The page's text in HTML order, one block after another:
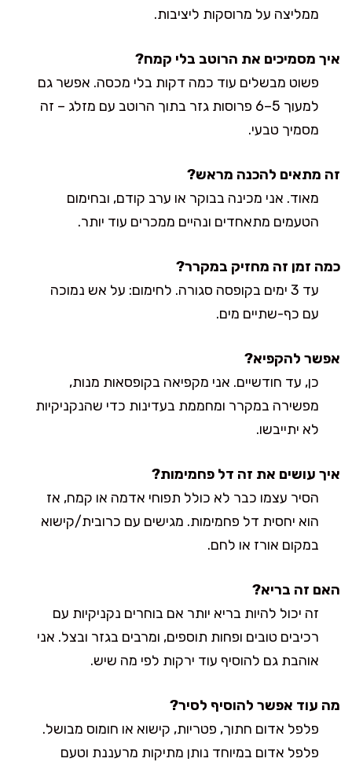
ממליצה על מרוסקות ליציבות.
איך מסמיכים את הרוטב בלי קמח?
פשוט מבשלים עוד כמה דקות בלי מכסה. אפשר גם
למעוך 5–6 פרוסות גזר בתוך הרוטב עם מזלג – זה
מסמיך טבעי.
זה מתאים להכנה מראש?
מאוד. אני מכינה בבוקר או ערב קודם, ובחימום
הטעמים מתאחדים ונהיים ממכרים עוד יותר.
כמה זמן זה מחזיק במקרר?
עד 3 ימים בקופסה סגורה. לחימום: על אש נמוכה
עם כף-שתיים מים.
אפשר להקפיא?
כן, עד חודשיים. אני מקפיאה בקופסאות מנות,
מפשירה במקרר ומחממת בעדינות כדי שהנקניקיות
לא יתייבשו.
איך עושים את זה דל פחמימות?
הסיר עצמו כבר לא כולל תפוחי אדמה או קמח, אז
הוא יחסית דל פחמימות. מגישים עם כרובית/קישוא
במקום אורז או לחם.
האם זה בריא?
זה יכול להיות בריא יותר אם בוחרים נקניקיות עם
רכיבים טובים ופחות תוספים, ומרבים בגזר ובצל. אני
אוהבת גם להוסיף עוד ירקות לפי מה שיש.
מה עוד אפשר להוסיף לסיר?
פלפל אדום חתוך, פטריות, קישוא או חומוס מבושל.
פלפל אדום במיוחד נותן מתיקות מרעננת וטעם